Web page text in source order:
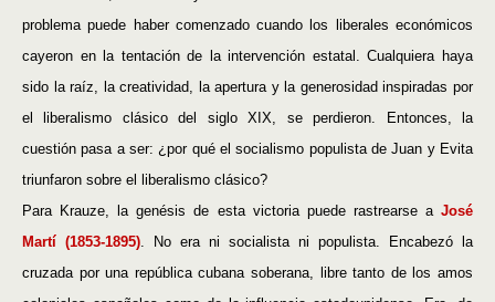
problema puede haber comenzado cuando los liberales económicos
cayeron en la tentación de la intervención estatal. Cualquiera haya
sido la raíz, la creatividad, la apertura y la generosidad inspiradas por
el liberalismo clásico del siglo XIX, se perdieron. Entonces, la
cuestión pasa a ser: ¿por qué el socialismo populista de Juan y Evita
triunfaron sobre el liberalismo clásico?
Para Krauze, la genésis de esta victoria puede rastrearse a José
Martí (1853-1895). No era ni socialista ni populista. Encabezó la
cruzada por una república cubana soberana, libre tanto de los amos